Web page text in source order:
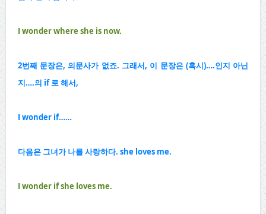
I wonder where she is now.
2번째 문장은, 의문사가 없죠. 그래서, 이 문장은 (혹시)….인지 아닌
지….의 if 로 해서,
I wonder if……
다음은 그녀가 나를 사랑하다. she loves me.
I wonder if she loves me.